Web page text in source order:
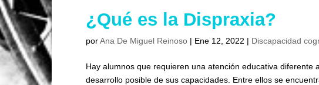
¿Qué es la Dispraxia?
porAna De Miguel Reinoso | Ene 12, 2022 | Discapacidad
Hay alumnos que requieren una atención educativa
desarrollo posible de sus capacidades. Entre ellos se